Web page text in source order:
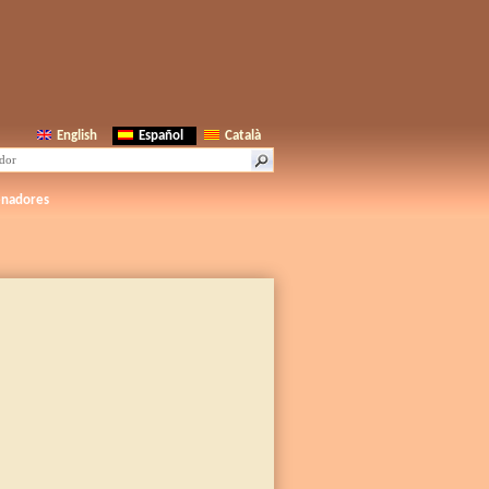
English Español Català